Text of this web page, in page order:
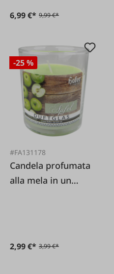
6,99 €* 9,99 €*
-25 %
#FA131178
Candela profumata
alla mela in un
2,99 €* 3,99 €*